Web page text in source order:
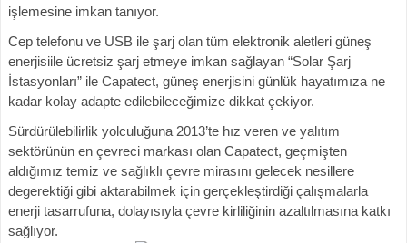
işlemesine imkan tanıyor.
Cep telefonu ve USB ile şarj olan tüm elektronik aletleri güneş
enerjisiile ücretsiz şarj etmeye imkan sağlayan “Solar Şarj
İstasyonları” ile Capatect, güneş enerjisini günlük hayatımıza ne
kadar kolay adapte edilebileceğimize dikkat çekiyor.
Sürdürülebilirlik yolculuğuna 2013’te hız veren ve yalıtım
sektörünün en çevreci markası olan Capatect, geçmişten
aldığımız temiz ve sağlıklı çevre mirasını gelecek nesillere
degerektiği gibi aktarabilmek için gerçekleştirdiği çalışmalarla
enerji tasarrufuna, dolayısıyla çevre kirliliğinin azaltılmasına katkı
sağlıyor.